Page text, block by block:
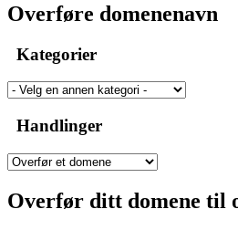
Overføre domenenavn
Kategorier
Handlinger
Overfør ditt domene til